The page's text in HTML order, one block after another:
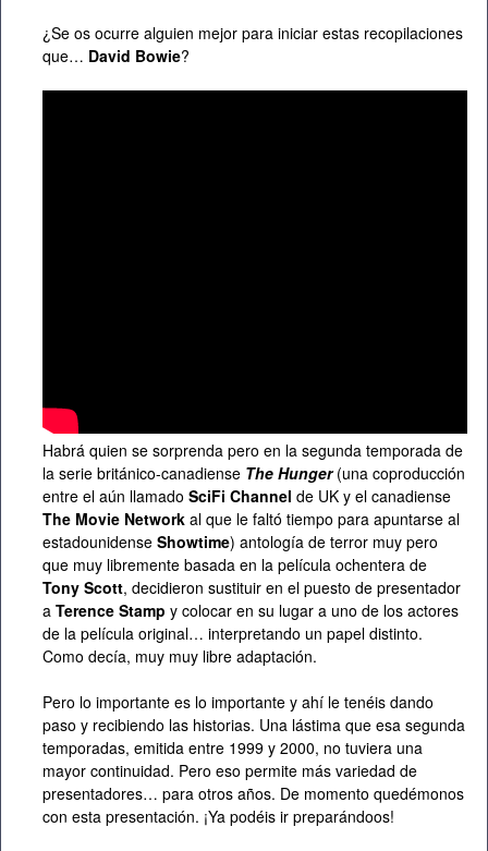
¿Se os ocurre alguien mejor para iniciar estas recopilaciones
que… David Bowie?
Habrá quien se sorprenda pero en la segunda temporada de
la serie británico-canadiense The Hunger(una coproducción
entre el aún llamado SciFi Channel de UK y el canadiense
The Movie Network al que le faltó tiempo para apuntarse al
estadounidense Showtime) antología de terror muy pero
que muy libremente basada en la película ochentera de
Tony Scott, decidieron sustituir en el puesto de presentador
a Terence Stamp y colocar en su lugar a uno de los actores
de la película original… interpretando un papel distinto.
Como decía, muy muy libre adaptación.
Pero lo importante es lo importante y ahí le tenéis dando
paso y recibiendo las historias. Una lástima que esa segunda
temporadas, emitida entre 1999 y 2000, no tuviera una
mayor continuidad. Pero eso permite más variedad de
presentadores… para otros años. De momento quedémonos
con esta presentación. ¡Ya podéis ir preparándoos!